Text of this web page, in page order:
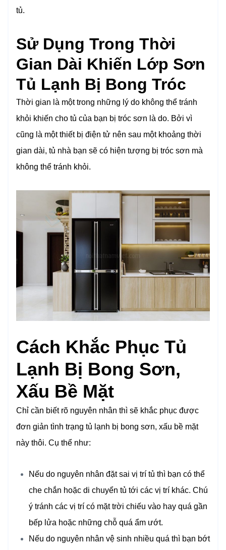
tủ.
Sử Dụng Trong Thời
Gian Dài Khiến Lớp Sơn
Tủ Lạnh Bị Bong Tróc
Thời gian là một trong những lý do không thể tránh
khỏi khiến cho tủ của bạn bị tróc sơn là do. Bởi vì
cũng là một thiết bị điện tử nên sau một khoảng thời
gian dài, tủ nhà bạn sẽ có hiện tượng bị tróc sơn mà
không thể tránh khỏi.
Cách Khắc Phục Tủ
Lạnh Bị Bong Sơn,
Xấu Bề Mặt
Chỉ cần biết rõ nguyên nhân thì sẽ khắc phục được
đơn giản tình trạng tủ lạnh bị bong sơn, xấu bề mặt
này thôi. Cụ thể như:
Nếu do nguyên nhân đặt sai vị trí tủ thì bạn có thể
che chắn hoặc di chuyển tủ tới các vị trí khác. Chú
ý tránh các vị trí có mặt trời chiếu vào hay quá gần
bếp lửa hoặc những chỗ quá ẩm ướt.
Nếu do nguyên nhân vệ sinh nhiều quá thì bạn bớt